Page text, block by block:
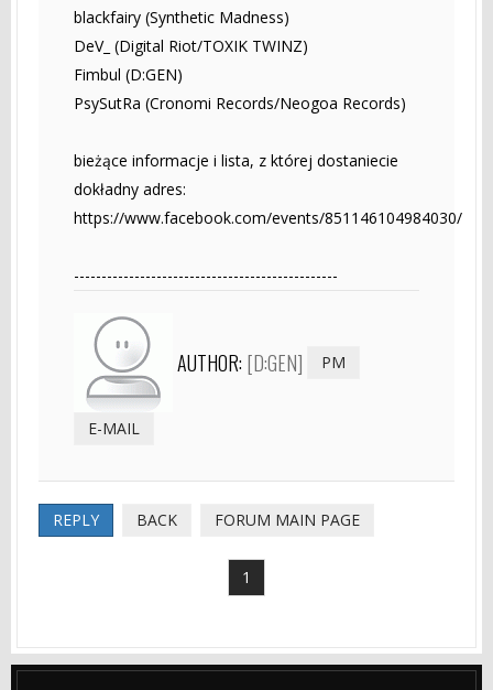
blackfairy (Synthetic Madness)
DeV_ (Digital Riot/TOXIK TWINZ)
Fimbul (D:GEN)
PsySutRa (Cronomi Records/Neogoa Records)
bieżące informacje i lista, z której dostaniecie
dokładny adres:
https://www.facebook.com/events/851146104984030/
------------------------------------------------
AUTHOR: [D:GEN] PM
E-MAIL
REPLY BACK FORUM MAIN PAGE
1